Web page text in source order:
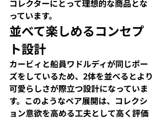
コレクターにとって理想的な商品とな
っています。​
並べて楽しめるコンセプ
ト設計
カービィと船員ワドルディが同じポー
ズをしているため、2体を並べるとより
可愛らしさが際立つ設計になっていま
す。このようなペア展開は、コレクシ
ョン意欲を高める工夫として高く評価